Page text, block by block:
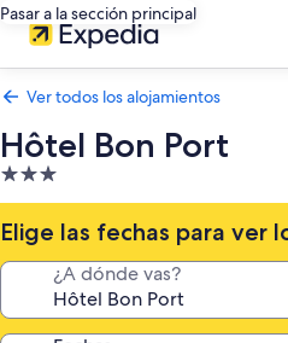
Pasar a la sección principal
Ver todos los alojamientos
Hôtel Bon Port
Alojamiento
de
3.0 estrellas
Elige las fechas para ver
¿A dónde vas?